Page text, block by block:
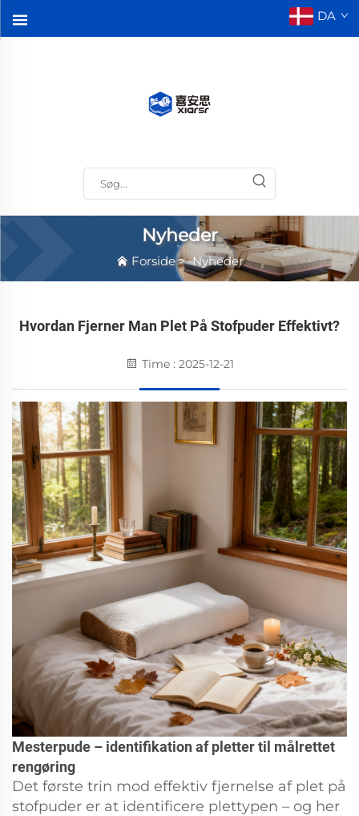
DA
Nyheder
Forside>Nyheder
Hvordan Fjerner Man Plet På Stofpuder Effektivt?
Time : 2025-12-21
Mesterpude – identifikation af pletter til målrettet
rengøring
Det første trin mod effektiv fjernelse af plet på
stofpuder er at identificere plettypen – og her